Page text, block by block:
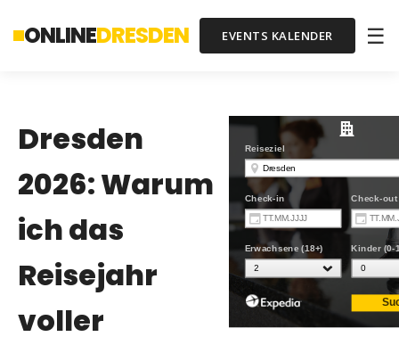
ONLINEDRESDEN EVENTS KALENDER ☰
Dresden
2026: Warum
ich das
Reisejahr
voller